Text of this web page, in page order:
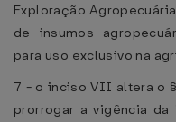
Exploração
de insumos
para uso exclusivo na
7 - o inciso VII altera o
prorrogar a vigência